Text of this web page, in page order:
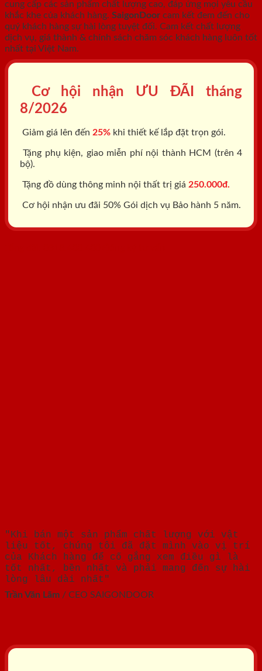
cung cấp các sản phẩm chất lượng cao, đáp ứng mọi yêu cầu
khắc khe của khách hàng. SaigonDoor cam kết đem đến cho
quý khách hàng sự hài lòng tuyệt đối. Cam kết chất lượng
dịch vụ, giá thành & chính sách chăm sóc khách hàng luôn tốt
nhất tại Việt Nam.
Cơ hội nhận ƯU ĐÃI tháng
8/2026
Giảm giá lên đến 25% khi thiết kế lắp đặt trọn gói.
Tặng phụ kiện, giao miễn phí nội thành HCM (trên 4
bộ).
Tặng đồ dùng thông minh nội thất trị giá 250.000đ.
Cơ hội nhận ưu đãi 50% Gói dịch vụ Bảo hành 5 năm.
"Khi bán một sản phẩm chất lượng với vật
liệu tốt, chúng tôi đã đặt mình vào vị trí
của Khách hàng để cố gắng xem điều gì là
tốt nhất, bền nhất và phải mang đến sự hài
lòng lâu dài nhất"
Trần Văn Lãm / CEO SAIGONDOOR